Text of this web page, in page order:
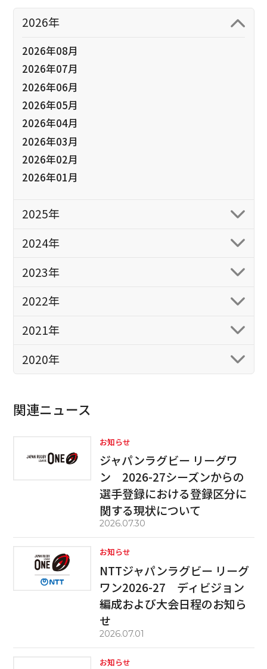
2026年
2026年08月
2026年07月
2026年06月
2026年05月
2026年04月
2026年03月
2026年02月
2026年01月
2025年
2024年
2023年
2022年
2021年
2020年
関連ニュース
お知らせ
ジャパンラグビー リーグワ
ン 2026-27シーズンからの
選手登録における登録区分に
関する現状について
2026.07.30
お知らせ
NTTジャパンラグビー リーグ
ワン2026-27 ディビジョン
編成および大会日程のお知ら
せ
2026.07.01
お知らせ